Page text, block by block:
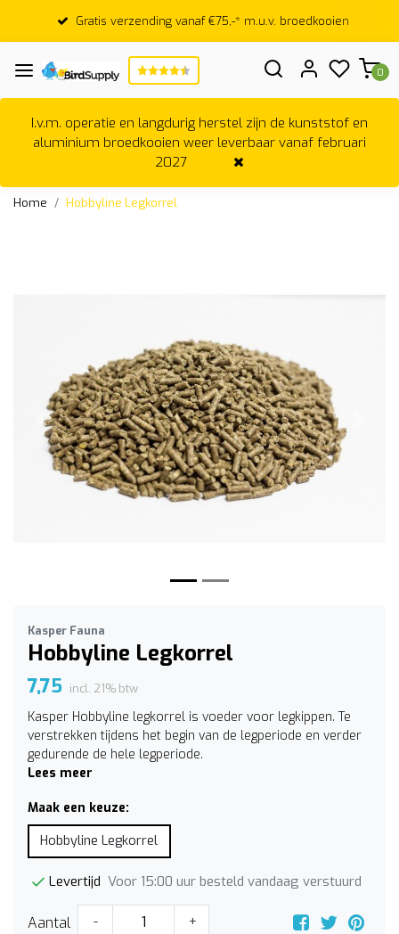
Gratis verzending vanaf €75,-* m.u.v. broedkooien
0
I.v.m. operatie en langdurig herstel zijn de kunststof en
aluminium broedkooien weer leverbaar vanaf februari
2027
Home Hobbyline Legkorrel
Vorige
Kasper Fauna
Hobbyline Legkorrel
7,75 incl. 21% btw
Kasper Hobbyline legkorrel is voeder voor legkippen. Te
verstrekken tijdens het begin van de legperiode en verder
gedurende de hele legperiode.
Lees meer
Maak een keuze:
Hobbyline Legkorrel
Levertijd Voor 15:00 uur besteld vandaag verstuurd
Aantal - +